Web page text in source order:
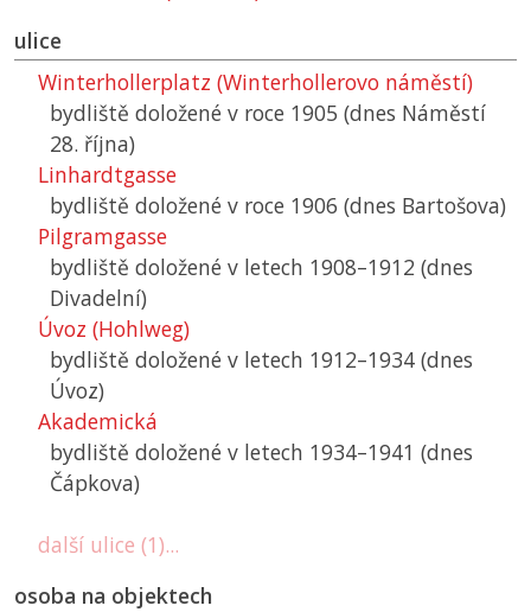
ulice
Winterhollerplatz (Winterhollerovo náměstí)
bydliště doložené v roce 1905 (dnes Náměstí
28. října)
Linhardtgasse
bydliště doložené v roce 1906 (dnes Bartošova)
Pilgramgasse
bydliště doložené v letech 1908–1912 (dnes
Divadelní)
Úvoz (Hohlweg)
bydliště doložené v letech 1912–1934 (dnes
Úvoz)
Akademická
bydliště doložené v letech 1934–1941 (dnes
Čápkova)
další ulice (1)...
osoba na objektech